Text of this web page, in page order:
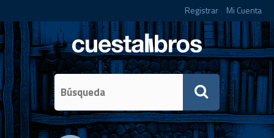
Registrar Mi Cuenta